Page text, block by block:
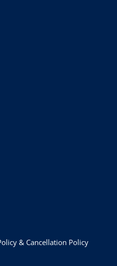
& Cancellation Policy